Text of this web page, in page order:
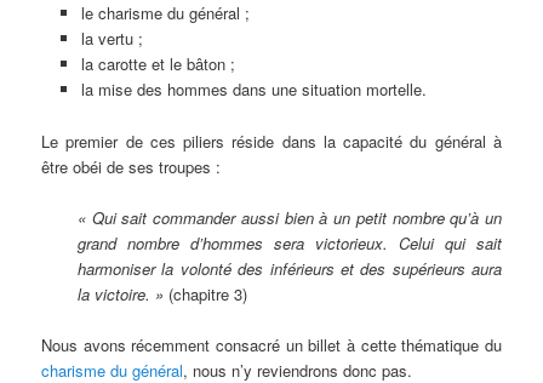
le charisme du général ;
la vertu ;
la carotte et le bâton ;
la mise des hommes dans une situation mortelle.
Le premier de ces piliers réside dans la capacité du général à
être obéi de ses troupes :
« Qui sait commander aussi bien à un petit nombre qu’à un
grand nombre d’hommes sera victorieux. Celui qui sait
harmoniser la volonté des inférieurs et des supérieurs aura
la victoire. » (chapitre 3)
Nous avons récemment consacré un billet à cette thématique du
charisme du général, nous n’y reviendrons donc pas.